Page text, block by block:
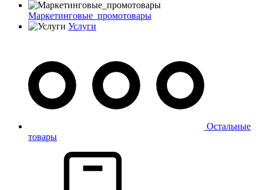
Маркетинговые_промотовары
Услуги
Остальные
товары